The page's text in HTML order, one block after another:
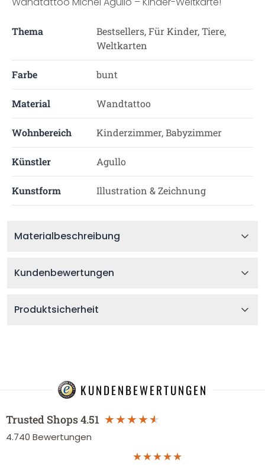
Thema
Bestsellers, Für Kinder, Tiere,
Weltkarten
Farbe bunt
Material Wandtattoo
Wohnbereich Kinderzimmer, Babyzimmer
Künstler Agullo
Kunstform Illustration & Zeichnung
Materialbeschreibung
Kundenbewertungen
Produktsicherheit
KUNDENBEWERTUNGEN
Trusted Shops4.51
4.740 Bewertungen